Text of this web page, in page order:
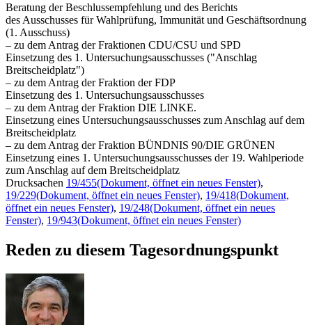
Beratung der Beschlussempfehlung und des Berichts
des Ausschusses für Wahlprüfung, Immunität und Geschäftsordnung
(1. Ausschuss)
– zu dem Antrag der Fraktionen CDU/CSU und SPD
Einsetzung des 1. Untersuchungsausschusses ("Anschlag
Breitscheidplatz")
– zu dem Antrag der Fraktion der FDP
Einsetzung des 1. Untersuchungsausschusses
– zu dem Antrag der Fraktion DIE LINKE.
Einsetzung eines Untersuchungsausschusses zum Anschlag auf dem
Breitscheidplatz
– zu dem Antrag der Fraktion BÜNDNIS 90/DIE GRÜNEN
Einsetzung eines 1. Untersuchungsausschusses der 19. Wahlperiode
zum Anschlag auf dem Breitscheidplatz
Drucksachen 19/455(Dokument, öffnet ein neues Fenster),
19/229(Dokument, öffnet ein neues Fenster), 19/418(Dokument,
öffnet ein neues Fenster), 19/248(Dokument, öffnet ein neues
Fenster), 19/943(Dokument, öffnet ein neues Fenster)
Reden zu diesem Tagesordnungspunkt